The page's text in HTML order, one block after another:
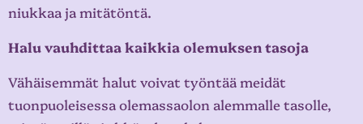
niukkaa ja mitätöntä.
Halu vauhdittaa kaikkia olemuksen tasoja
Vähäisemmät halut voivat työntää meidät
tuonpuoleisessa olemassaolon alemmalle tasolle,